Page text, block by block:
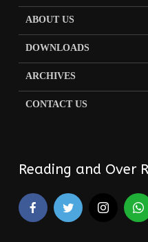
ABOUT US
DOWNLOADS
ARCHIVES
CONTACT US
Reading and Over